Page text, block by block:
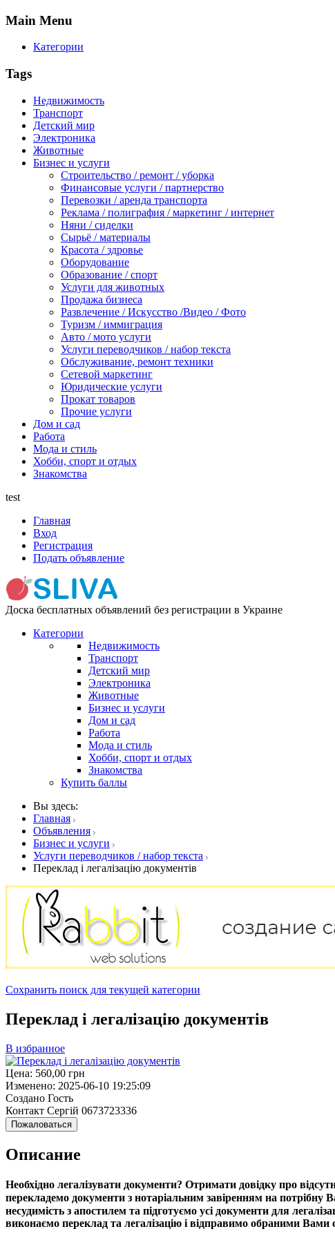
Main Menu
Категории
Tags
Недвижимость
Транспорт
Детский мир
Электроника
Животные
Бизнес и услуги
Строительство / ремонт / уборка
Финансовые услуги / партнерство
Перевозки / аренда транспорта
Реклама / полиграфия / маркетинг / интернет
Няни / сиделки
Сырьё / материалы
Красота / здровье
Оборудование
Образование / спорт
Услуги для животных
Продажа бизнеса
Развлечение / Искусство /Видео / Фото
Туризм / иммиграция
Авто / мото услуги
Услуги переводчиков / набор текста
Обслуживание, ремонт техники
Сетевой маркетинг
Юридические услуги
Прокат товаров
Прочие услуги
Дом и сад
Работа
Мода и стиль
Хобби, спорт и отдых
Знакомства
test
Главная
Вход
Регистрация
Подать объявление
Доска бесплатных объявлений без регистрации в Украине
Категории
Недвижимость
Транспорт
Детский мир
Электроника
Животные
Бизнес и услуги
Дом и сад
Работа
Мода и стиль
Хобби, спорт и отдых
Знакомства
Купить баллы
Вы здесь:
Главная
Объявления
Бизнес и услуги
Услуги переводчиков / набор текста
Переклад і легалізацію документів
Сохранить поиск для текущей категории
Переклад і легалізацію документів
В избранное
Цена: 560,00 грн
Изменено: 2025-06-10 19:25:09
Создано Гость
Контакт Сергій 0673723336
Пожаловаться
Описание
Необхідно легалізувати документи? Отримати довідку про
перекладемо документи з нотаріальним завіренням на потрібну
несудимість з апостилем та підготуємо усі документи для
виконаємо переклад та легалізацію і відправимо обраними